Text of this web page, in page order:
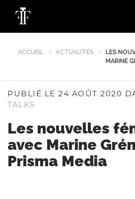
ACCUEIL ACTUALITÉS
LES
MARINE
PUBLIÉ LE 24 AOÛT 2020
TALKS
Les nouvelles
avec Marine
Prisma Media